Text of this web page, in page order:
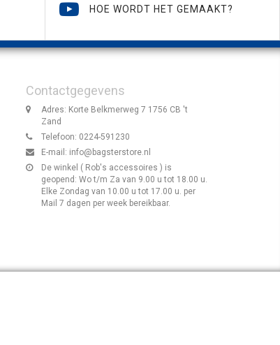
HOE WORDT HET GEMAAKT?
Contactgegevens
Adres: Korte Belkmerweg 7 1756 CB 't
Zand
Telefoon: 0224-591230
E-mail: info@bagsterstore.nl
De winkel ( Rob's accessoires ) is
geopend: Wo t/m Za van 9.00 u tot 18.00 u.
Elke Zondag van 10.00 u tot 17.00 u. per
Mail 7 dagen per week bereikbaar.